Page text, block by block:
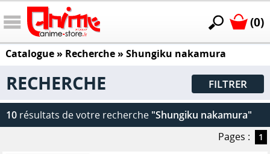
(0)
Catalogue» Recherche » Shungiku nakamura
RECHERCHE FILTRER
10 résultats de votre recherche "Shungiku nakamura"
Pages :
1